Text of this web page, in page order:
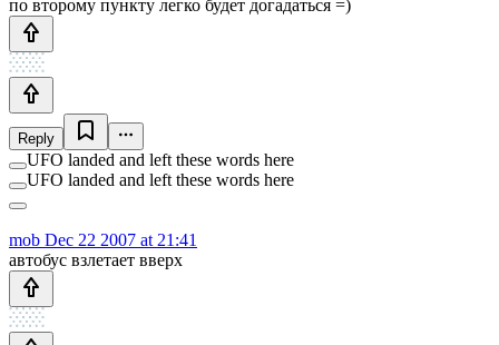
по второму пункту легко будет догадаться =)
Reply
UFO landed and left these words here
UFO landed and left these words here
mob Dec 22 2007 at 21:41
автобус взлетает вверх